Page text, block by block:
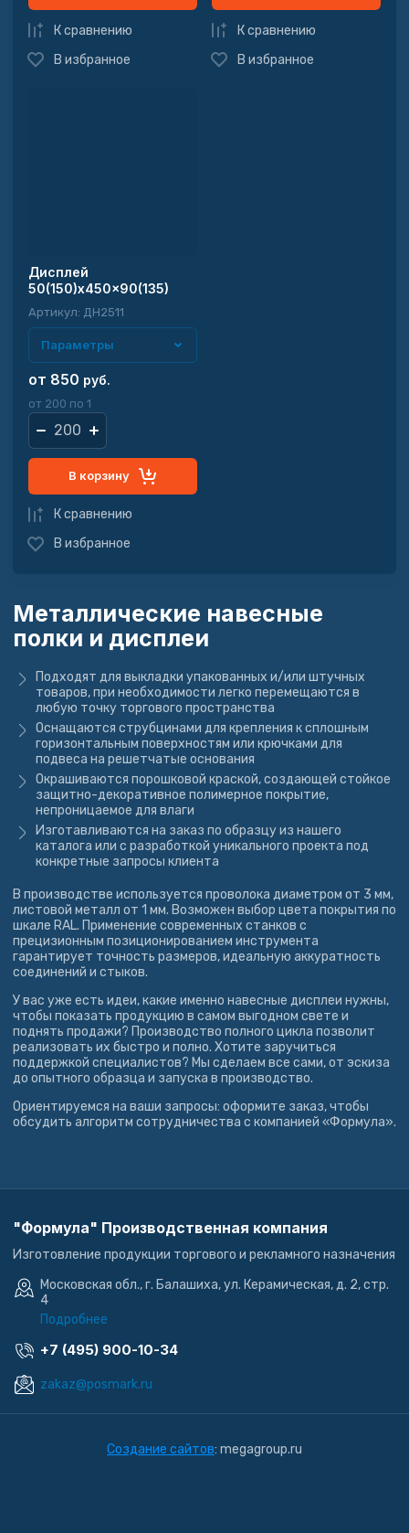
К сравнению
В избранное
К сравнению
В избранное
Дисплей
50(150)x450x90(135)
Артикул: ДН2511
Параметры
от 850 руб.
от 200 по 1
В корзину
К сравнению
В избранное
Металлические навесные
полки и дисплеи
Подходят для выкладки упакованных и/или штучных
товаров, при необходимости легко перемещаются в
любую точку торгового пространства
Оснащаются струбцинами для крепления к сплошным
горизонтальным поверхностям или крючками для
подвеса на решетчатые основания
Окрашиваются порошковой краской, создающей стойкое
защитно-декоративное полимерное покрытие,
непроницаемое для влаги
Изготавливаются на заказ по образцу из нашего
каталога или с разработкой уникального проекта под
конкретные запросы клиента
В производстве используется проволока диаметром от 3 мм,
листовой металл от 1 мм. Возможен выбор цвета покрытия по
шкале RAL. Применение современных станков с
прецизионным позиционированием инструмента
гарантирует точность размеров, идеальную аккуратность
соединений и стыков.
У вас уже есть идеи, какие именно навесные дисплеи нужны,
чтобы показать продукцию в самом выгодном свете и
поднять продажи? Производство полного цикла позволит
реализовать их быстро и полно. Хотите заручиться
поддержкой специалистов? Мы сделаем все сами, от эскиза
до опытного образца и запуска в производство.
Ориентируемся на ваши запросы: оформите заказ, чтобы
обсудить алгоритм сотрудничества с компанией «Формула».
"Формула" Производственная компания
Изготовление продукции торгового и рекламного назначения
Московская обл., г. Балашиха, ул. Керамическая, д. 2, стр.
4
Подробнее
+7 (495) 900-10-34
zakaz@posmark.ru
Создание сайтов: megagroup.ru